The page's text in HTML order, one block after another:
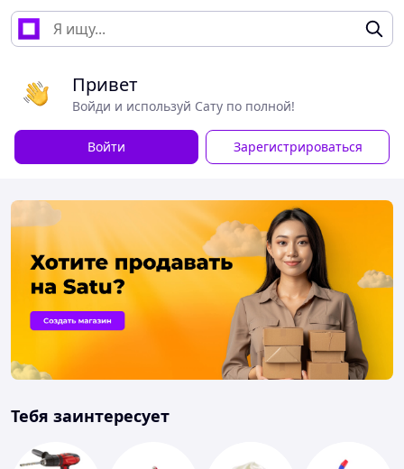
Привет
Войди и используй Сату по полной!
Войти Зарегистрироваться
Тебя заинтересует